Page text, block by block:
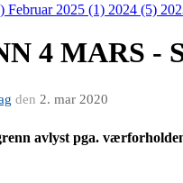
Februar 2025 (1) 2024 (5)
4 MARS -
den 2. mar 2020
avlyst pga.